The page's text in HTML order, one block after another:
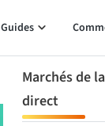
Guides
Marchés de
direct